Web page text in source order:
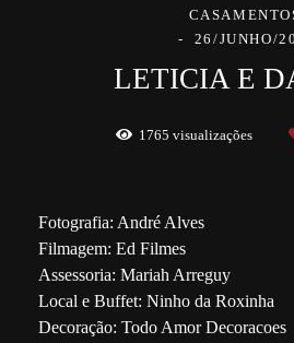
26/JUNHO/
LETICIA E
1765 visualizações
Fotografia: André Alves
Filmagem: Ed Filmes
Assessoria: Mariah Arreguy
Local e Buffet: Ninho da Roxinha
Decoração: Todo Amor Decoracoes